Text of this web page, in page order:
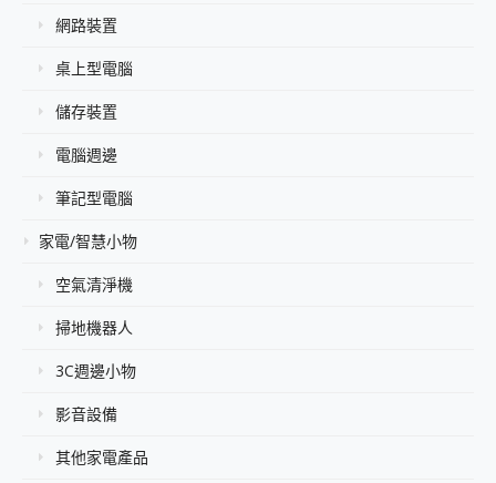
網路裝置
桌上型電腦
儲存裝置
電腦週邊
筆記型電腦
家電/智慧小物
空氣清淨機
掃地機器人
3C週邊小物
影音設備
其他家電產品